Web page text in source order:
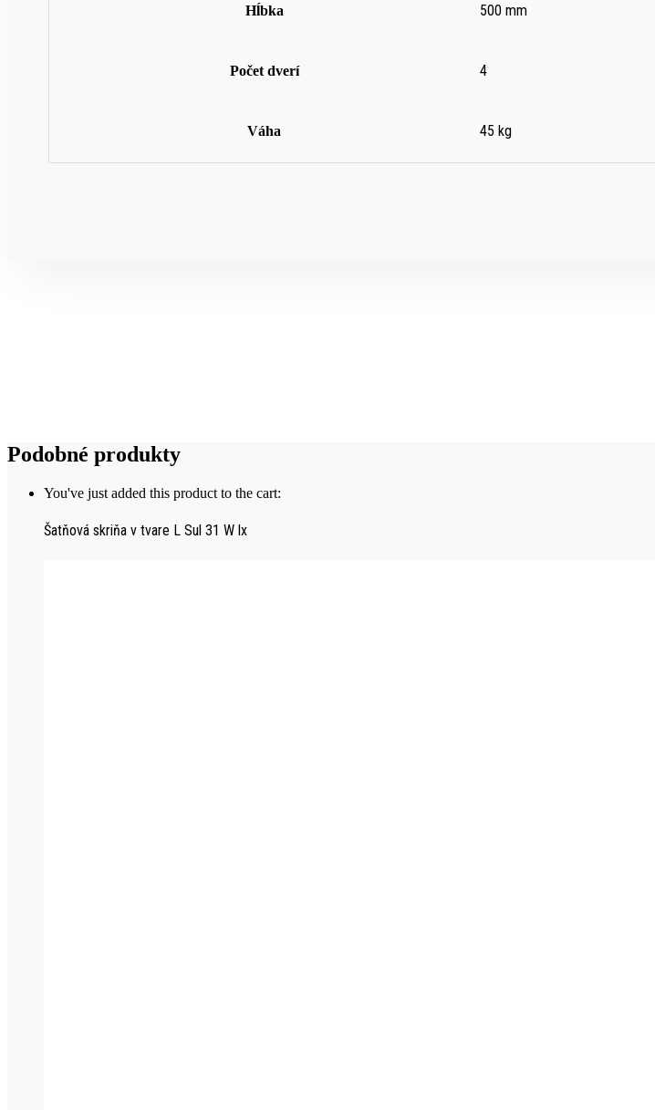
Hĺbka 500 mm
Počet dverí 4
Váha 45 kg
Podobné produkty
You've just added this product to the cart:
Šatňová skriňa v tvare L Sul 31 W lx